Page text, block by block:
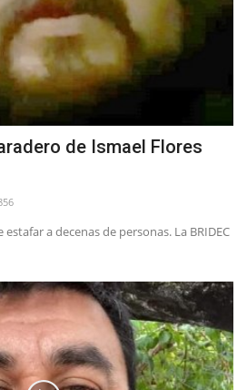
de Ismael Flores
a decenas de personas. La BRIDEC